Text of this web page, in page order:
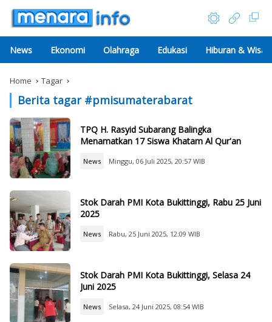
News Ekonomi Olahraga Edukasi Hiburan &
Home Tagar
Berita tagar #pmisumaterabarat
TPQ H. Rasyid Subarang Balingka
Menamatkan 17 Siswa Khatam Al Qur'an
News Minggu, 06 Juli 2025, 20:57 WIB
Stok Darah PMI Kota Bukittinggi, Rabu 25 Juni
2025
News Rabu, 25 Juni 2025, 12:09 WIB
Stok Darah PMI Kota Bukittinggi, Selasa 24
Juni 2025
News Selasa, 24 Juni 2025, 08:54 WIB